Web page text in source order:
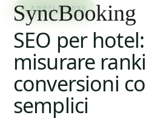
6 APRILE 2026
SEO per
misurare
conversioni
semplici